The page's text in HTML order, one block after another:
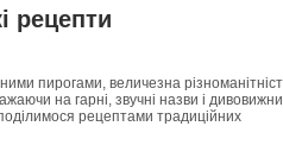
рецепти
пирогами, величезна
на гарні, звучні назви і
рецептами традиційних